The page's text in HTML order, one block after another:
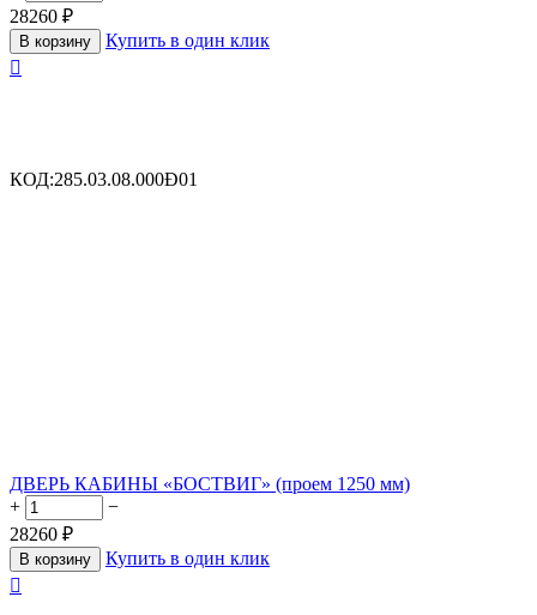
28260 ₽
В корзину
Купить в один клик

КОД:285.03.08.000Ð01
ДВЕРЬ КАБИНЫ «БОСТВИГ» (проем 1250 мм)
+
−
28260 ₽
В корзину
Купить в один клик
